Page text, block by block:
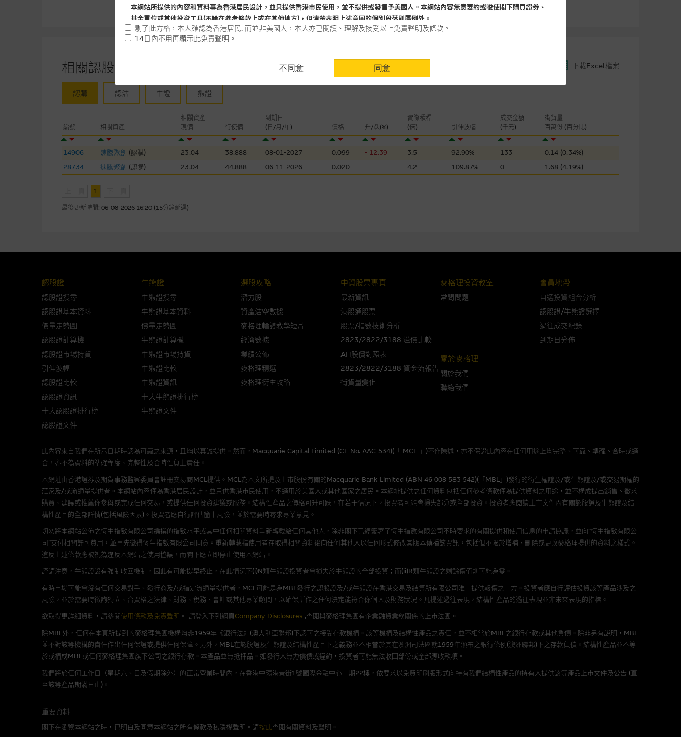
相關認股證/牛熊證 下載Excel檔案
認購 認沽 牛證 熊證
編號 相關資產
相關資產
現價
行使價
到期日
(日/月/年)
價格 升/跌(%)
實際槓桿
(倍)
引伸波幅
成交金額
(千元)
街貨量
百萬份 (百分比)
14906 速騰聚創 (認購) 23.04 38.888 08-01-2027 0.099 - 12.39 3.5 92.90% 133
0.14 (0.34%)
28734
速騰聚創 (認購) 23.04 44.888 06-11-2026 0.020 - 4.2 109.87% 0 1.68 (4.19%)
1
最後更新時間: 06-08-2026 16:20 (15分鐘延遲)
本網站所提供的內容和資料專為香港居民設計，並只提供香港市民使用，並不提供或發售予美國人。本網站內容無意要約或唆使閣下購買證券、
基金單位或其他投資工具(不論在參考條款上或在其他地方)，但清楚表明上述意圖的個別段落則屬例外。
網站內容來自我們在所示日期時認為可靠之來源，且均以真誠提供。惟麥格理集團並無核實所有網站內容，故就閣下的目的而言，網站內容可能
未必完整或準確。麥格理集團不會，亦沒有義務更新網站內容，或修正任何其後變為明顯失實之地方。網站內容所載的意見、預測及其他資料可
予更改或刪除，而毋須作出通知。
任何指示價格報價、公開資料或分析是基於我們相信的假設及參數而預備的，不構成我們提出的意見。所用假設及參數並非唯一可以合理選擇到
的，因此並不保證該類報價單、公開資料或分析為準確、完整或合理。我們不作陳述，亦不保證任何所示的指示表現或回報將來會實現。過去業
績並不保證將來表現。網站內容來自我們在所示日期時認為可靠之來源，且均以真誠提供，然而，麥格理集團不作陳述，亦不保證網站內容在任
何用途上均完整、可靠、準確、合時或適合，亦不為資料的準確程度、完整性及合時性負上責任，除非這是有關適用的的法律及/或法規所規定。
網站內容不構成要約及徵求要約，或作為任何合約的根據，以購買或銷售任何證券、貸款或其他工具。網站內容由麥格理集團所準備的資料編製
在法律最大許可的情況下，麥格理集團及其任何相關公司或其董事、高層職員、僱員或代理人不作陳述，亦不保證網站內容，或任何與本網站相
本使用條款的所有方面均受香港法例管限。
與結構性產品有關的風險
來表現。產品的第二市場可能有限而麥格理資本股份有限公司可能是唯一報價方。閣下應閱讀載于
之上市文件以瞭解結構
性產品的詳情及自行評估箇中風險。如有需要，請徵詢獨立之專業意見。牛熊證備有強制贖回機制可能被提早終止，届時(i) N類牛熊證投資者會
損失全部投資；而(ii)R類牛熊證之剩餘價值則可能為零。
網站連結
本網站或載有連接非由麥格理集團管理的網站的連結。此等連結純為方便閣下取得更多關於市場上相關產品及機構的資訊。麥格理集團對此等網
站的內容及所介紹的產品或服務，均無任何操控權，因此對此等網站的內容及所介紹服務或產品是否準確或合適，不作任何聲明。麥格理集團建
議閣下自行向本網站述及或連接的第三者查詢。此外，載有第三者網站的連結，不應視為該第三者推介本網站。
部分可經本網站連結下載的軟件程式屬於第三者的產品。閣下使用此等屬於第三者的軟件，須自負全責。此等軟件的使用，可能受軟件持有人訂
出的使用條款約束。
不作任何聲明，也不提供任何保證，特別是在法律容許的所有範圍內，概不負責經由本網站使用或下載任何軟件(不論是否屬於第三者)而出現電腦
病毒或任何其他後果所導致的任何損失(包括但不限於數據遺失、業務運作受干擾及盈利虧損)。
就有關MBL每次發行之認股證及/或牛熊證而言，認股證及/或牛熊證之條款及條件以及發行商的財務與其他資料已載列於基本上市文件及相關之
版權及商標
麥格理集團為本網站內容的版權持有人或獲准使用者。除非瀏覽內容所需或為法律容許，閣下在獲得麥格理集團的書面同意前，不可複製、改
編、上載、連結、組幀、廣播、發放或以任何其他形式傳遞本網站的內容。
公開利益
剔了此方格，本人確認為香港居民. 而並非美國人，本人亦已閱讀、理解及接受以上免責聲明及條款。
14日內不用再顯示此免責聲明。
不同意 同意
認股證
認股證搜尋
認股證基本資料
價量走勢圖
認股證計算機
認股證市場持貨
引伸波幅
認股證比較
認股證資訊
十大認股證排行榜
認股證文件
牛熊證
牛熊證搜尋
牛熊證基本資料
價量走勢圖
牛熊證計算機
牛熊證市場持貨
牛熊證比較
牛熊證資訊
十大牛熊證排行榜
牛熊證文件
選股攻略
潛力股
資產沽空數據
麥格理輪證教學短片
經濟數據
業績公佈
麥格理精選
麥格理衍生攻略
中資股票專頁
最新資訊
港股通股票
股票/指數技術分析
2823/2822/3188 溢價比較
AH股價對照表
2823/2822/3188 資金流報告
街貨量變化
麥格理投資教室
常問問題
會員地帶
自選投資組合分析
認股證/牛熊證選擇
過往成交紀錄
到期日分佈
關於麥格理
關於我們
聯絡我們
此內容來自我們在所示日期時認為可靠之來源，且均以真誠提供。然而，Macquarie Capital Limited (CE No. AAC 534)(「 MCL 」)不作陳述，亦不保證此內容在任何用途上均完整、可靠、準確、合時或適
合，亦不為資料的準確程度、完整性及合時性負上責任。
本網址由香港證券及期貨事務監察委員會註冊交易商MCL提供。MCL為本文所提及上市股份有關的Macquarie Bank Limited (ABN 46 008 583 542)(「MBL」)發行的衍生權證及/或牛熊證及/或交易期權的
莊家及/或流通量提供者。本網站內容僅為香港居民設計，並只供香港市民使用，不適用於美國人或其他國家之居民。本網址提供之任何資料包括任何參考條款僅為提供資料之用途，並不構成提出銷售、徵求
購買、建議或推薦你參與或完成任何交易，或提供任何投資建議或服務。結構性產品之價格可升可跌，在若干情況下，投資者可能會損失部分或全部投資。投資者應閱讀上市文件內有關認股證及牛熊證及結
構性產品的全部詳情(包括風險因素)。投資者應自行評估箇中風險，並於需要時尋求專業意見。
切勿將本網站公佈之恆生指數有限公司編撰的指數水平或其中任何相關資料重新轉載給任何其他人，除非閣下已經簽署了恆生指數有限公司不時要求的有關提供和使用信息的申請協議，並向“恆生指數有限公
司”支付相關許可費用，並事先徵得恆生指數有限公司同意。重新轉載指使用者在取得相關資料後向任何其他人以任何形式修改其版本傳播該資訊，包括但不限於增補、刪除或更改麥格理提供的資料之樣式。
違反上述條款應被視為違反本網站之使用協議，而閣下應立即停止使用本網站。
謹請注意，牛熊證設有強制收回機制，因此有可能提早終止，在此情況下(i)N類牛熊證投資者會損失於牛熊證的全部投資；而(ii)R類牛熊證之剩餘價值則可能為零。
有時市場可能會沒有任何交易對手、發行商及/或指定流通量提供者，MCL可能是為MBL發行之認股證及/或牛熊證在香港交易及結算所有限公司唯一提供報價之一方。投資者應自行評估投資該等產品涉及之
風險，並於需要時徵詢獨立、合資格之法律、財務、稅務、會計或其他專業顧問，以確保所作之任何決定能符合你個人及財務狀況。凡提述過往表現，結構性產品的過往表現並非未來表現的指標。
欲取得更詳細資料，請參閱使用條款及免責聲明 。 請登入下列網頁Company Disclosures ,查閱與麥格理集團有企業融資業務關係的上市法團。
除MBL外，任何在本頁所提到的麥格理集團機構均非1959年《銀行法》(澳大利亞聯邦)下認可之接受存款機構。該等機構及結構性產品之責任，並不相當於MBL之銀行存款或其他負債。除非另有說明，MBL
並不對該等機構的責任作出任何保證或提供任何保障。另外，MBL在認股證及牛熊證及結構性產品下之義務並不相當於其在澳洲司法區就1959年頒布之銀行條例(澳洲聯邦)下之存款負債。結構性產品並不等
於或構成MBL或任何麥格理集團旗下公司之銀行存款。本產品並無抵押品。如發行人無力償債或違約，投資者可能無法收回部份或全部應收款項。
我們將於任何工作日（星期六、日及假期除外）的正常營業時間內，在香港中環港景街1號國際金融中心一期22樓，依要求以免費印刷版形式向持有我們結構性產品的持有人提供該等產品上市文件及公告 (直
至該等產品期滿日止)。
重要資料
閣下在瀏覽本網站之時，已明白及同意本網站之所有條款及私隱權聲明。請按此查閱有關資料及聲明。